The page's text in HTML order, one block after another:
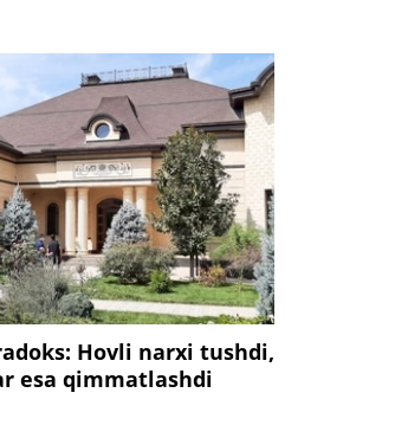
Hovli narxi tushdi,
esa qimmatlashdi